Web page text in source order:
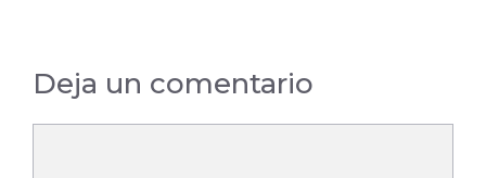
Deja un comentario